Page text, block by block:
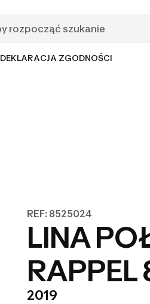
DEKLARACJA ZGODNOŚCI
REF: 8525024
LINA
RAPPEL
2019